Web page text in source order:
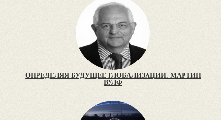
ОПРЕДЕЛЯЯ БУДУЩЕЕ ГЛОБАЛИЗАЦИИ. МАРТИН
ВУЛФ